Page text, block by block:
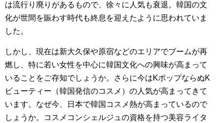
は流行り廃りがあるもので、徐々に人気も衰退。韓国の文
化が世間を賑わす時代も終息を迎えたように思われていま
した。
しかし、現在は新大久保や原宿などのエリアでブームが再
燃し、特に若い女性を中心に韓国文化への興味が高まって
いることをご存知でしょうか。さらに今はKポップならぬK
ビューティー（韓国発信のコスメ）の人気が高まってきて
います。なぜ今、日本で韓国コスメ熱が高まっているので
しょうか。コスメコンシェルジュの資格を持つ美容ライタ